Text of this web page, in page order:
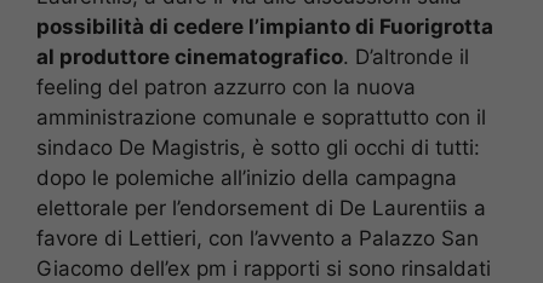
possibilità di cedere l’impianto di Fuorigrotta
al produttore cinematografico. D’altronde il
feeling del patron azzurro con la nuova
amministrazione comunale e soprattutto con il
sindaco De Magistris, è sotto gli occhi di tutti:
dopo le polemiche all’inizio della campagna
elettorale per l’endorsement di De Laurentiis a
favore di Lettieri, con l’avvento a Palazzo San
Giacomo dell’ex pm i rapporti si sono rinsaldati